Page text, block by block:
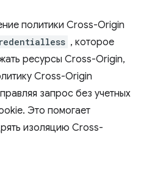
политики Cross-Origin
, которое
ресурсы Cross-Origin,
Cross-Origin
запрос без учетных
Это помогает
изоляцию Cross-